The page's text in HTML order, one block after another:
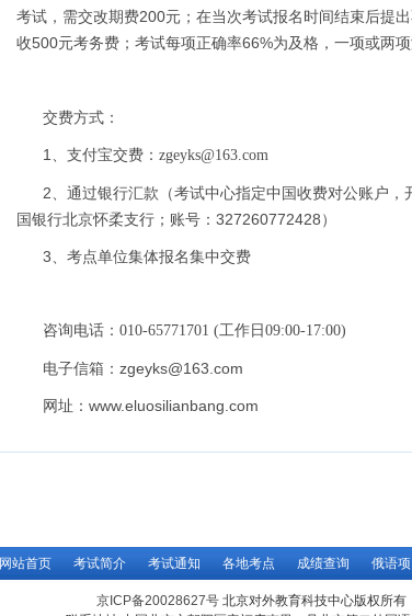
考试，需交改期费200元；在当次考试报名时间结束后提
收500元考务费；考试每项正确率66%为及格，一项或两
交费方式：
1、支付宝交费： zgeyks@163.com
2、通过银行汇款（考试中心指定中国收费对公账户
国银行北京怀柔支行；账号：327260772428）
3、考点单位集体报名集中交费
咨询电话： 010-65771701 (工作日09:00-17:00)
电子信箱：zgeyks@163.com
网址：www.eluosilianbang.com
网站首页 考试简介 考试通知 各地考点 成绩查询 俄语项
京ICP备20028627号北京对外教育科技中心版权所有